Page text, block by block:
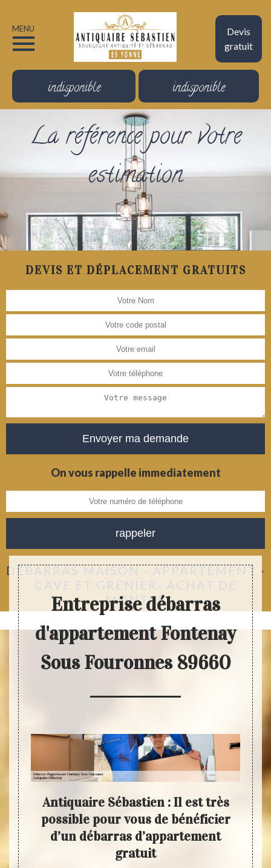
Devis
gratuit
MENU
indisponible indisponible
La référence pour votre
estimation
DEVIS ET DÉPLACEMENT GRATUITS
On vous rappelle immediatement
DÉBARRAS MAISON - APPARTEMENT -
CAVE ET GRENIER- ACHAT DE
MONTRE
Entreprise débarras
d'appartement Fontenay
Sous Fouronnes 89660
à
Antiquaire Sébastien : Il est très
possible pour vous de bénéficier
d’un débarras d’appartement
gratuit